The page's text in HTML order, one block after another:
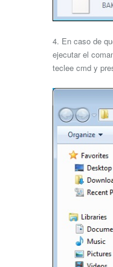
4. En caso de
ejecutar el
teclee cmd y